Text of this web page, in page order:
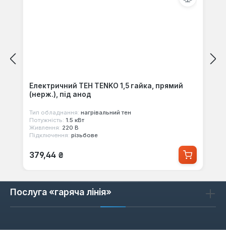
Електричний ТЕН TENKO 1,5 гайка, прямий
(нерж.), під анод
Тип обладнання: нагрівальний тен
Потужність: 1.5 кВт
Живлення: 220 В
Підключення: різьбове
Звичайна ціна:
379,44 ₴
Послуга «гаряча лінія»